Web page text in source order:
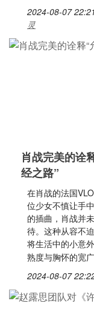
2024-08-07
灵
肖战完美的诠
经之路”
在肖战的法国
位少女不慎让手
的插曲，肖战并
待。这种从容不
将生活中的小意
熟度与胸怀的宽广
2024-08-07